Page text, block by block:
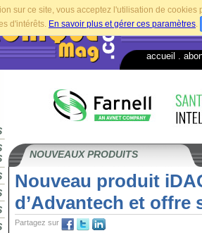
sur ce site, vous acceptez l'utilisation de
d'intérêts. En savoir plus et gérer ces paramètres.
accueil
NOUVEAUX PRODUITS
Nouveau produit
d’Advantech et offre
Partagez sur